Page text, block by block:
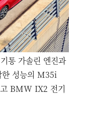
통 가솔린 엔진과
한 성능의 M35i
BMW IX2 전기